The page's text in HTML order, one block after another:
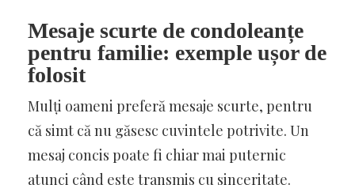
Mesaje scurte de condoleanțe
pentru familie: exemple ușor de
folosit
Mulți oameni preferă mesaje scurte, pentru
că simt că nu găsesc cuvintele potrivite. Un
mesaj concis poate fi chiar mai puternic
atunci când este transmis cu sinceritate.